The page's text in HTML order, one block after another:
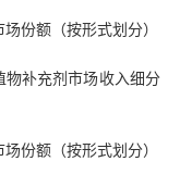
份额（按形式划分）
补充剂市场收入细分
份额（按形式划分）